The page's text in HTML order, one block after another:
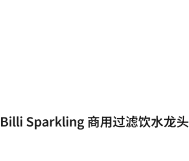
Billi Sparkling 商用过滤饮水龙头